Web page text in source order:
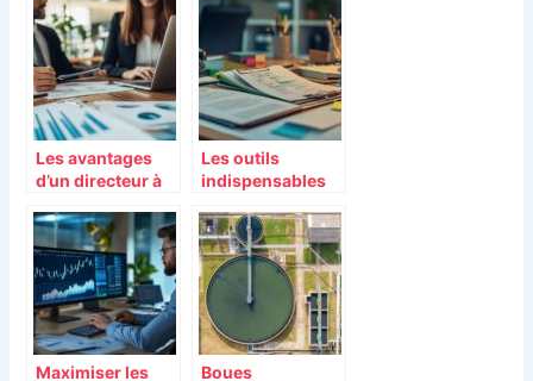
à une
signalétique
efficace :
L’importance des
plans
d’évacuation et
de la
signalisation
d’urgence
transforme la
gestion des
talents en
entreprise
Les avantages
d’un directeur à
pour votre
entreprise
Les outils
indispensables
votre marketing
direct
traditionnel :
guide complet
pour analyser
vos données
clients
Maximiser les
Boues